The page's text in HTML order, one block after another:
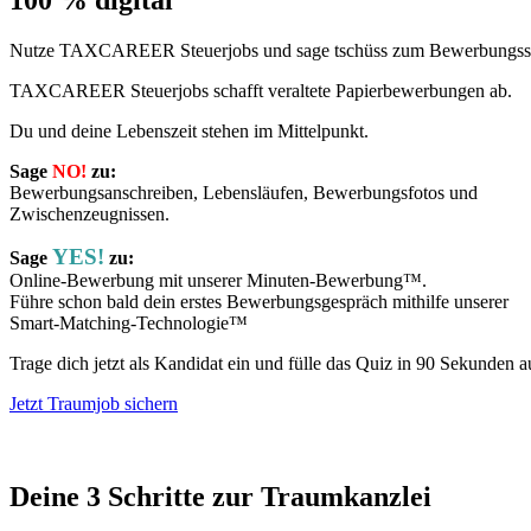
Nutze TAXCAREER Steuerjobs und sage tschüss zum
TAXCAREER Steuerjobs schafft veraltete Papierbewerbungen ab.
Du und deine Lebenszeit stehen im Mittelpunkt.
Sage NO! zu:
Bewerbungsanschreiben, Lebensläufen, Bewerbungsfotos und
Zwischenzeugnissen.
Sage YES! zu:
Online-Bewerbung mit unserer Minuten-Bewerbung™.
Führe schon bald dein erstes Bewerbungsgespräch mithilfe unserer
Smart-Matching-Technologie™
Trage dich jetzt als Kandidat ein und fülle das Quiz in 90 Sekunden
Jetzt Traumjob sichern
Deine 3 Schritte zur Traumkanzlei